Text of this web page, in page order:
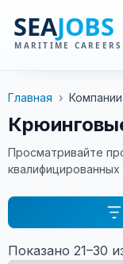
Главная › Компании
Просматривайте
Показано 21–30